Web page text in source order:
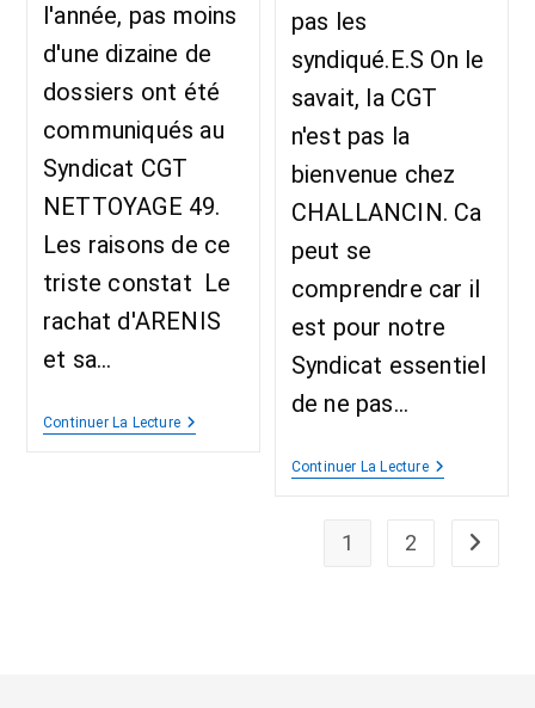
l'année, pas moins
d'une dizaine de
dossiers ont été
communiqués au
Syndicat CGT
NETTOYAGE 49.
Les raisons de ce
triste constat Le
rachat d'ARENIS
et sa…
Continuer La Lecture
pas les
syndiqué.E.S On le
savait, la CGT
n'est pas la
bienvenue chez
CHALLANCIN. Ca
peut se
comprendre car il
est pour notre
Syndicat essentiel
de ne pas…
Continuer La Lecture
1 2